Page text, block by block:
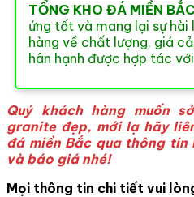
TỔNG KHO ĐÁ MIỀN BẮC
ứng tốt và mang lại sự
hàng về chất lượng, giá
hân hạnh được hợp tác
Quý khách hàng muốn
granite đẹp, mới lạ hãy
đá miền Bắc qua thông tin
và báo giá nhé!
Mọi thông tin chi tiết vui